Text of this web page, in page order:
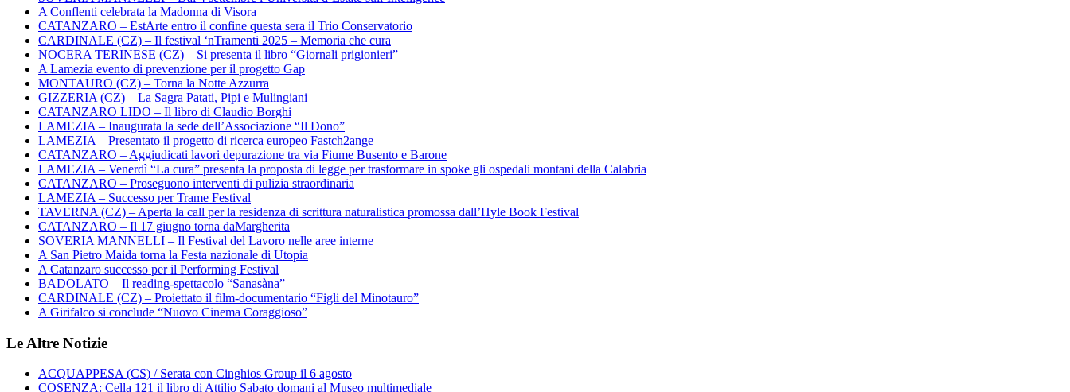
A Conflenti celebrata la Madonna di Visora
CATANZARO – EstArte entro il confine questa sera il Trio Conservatorio
CARDINALE (CZ) – Il festival ‘nTramenti 2025 – Memoria che cura
NOCERA TERINESE (CZ) – Si presenta il libro “Giornali prigionieri”
A Lamezia evento di prevenzione per il progetto Gap
MONTAURO (CZ) – Torna la Notte Azzurra
GIZZERIA (CZ) – La Sagra Patati, Pipi e Mulingiani
CATANZARO LIDO – Il libro di Claudio Borghi
LAMEZIA – Inaugurata la sede dell’Associazione “Il Dono”
LAMEZIA – Presentato il progetto di ricerca europeo Fastch2ange
CATANZARO – Aggiudicati lavori depurazione tra via Fiume Busento e Barone
LAMEZIA – Venerdì “La cura” presenta la proposta di legge per trasformare in spoke gli ospedali montani della Calabria
CATANZARO – Proseguono interventi di pulizia straordinaria
LAMEZIA – Successo per Trame Festival
TAVERNA (CZ) – Aperta la call per la residenza di scrittura naturalistica promossa dall’Hyle Book Festival
CATANZARO – Il 17 giugno torna daMargherita
SOVERIA MANNELLI – Il Festival del Lavoro nelle aree interne
A San Pietro Maida torna la Festa nazionale di Utopia
A Catanzaro successo per il Performing Festival
BADOLATO – Il reading-spettacolo “Sanasàna”
CARDINALE (CZ) – Proiettato il film-documentario “Figli del Minotauro”
A Girifalco si conclude “Nuovo Cinema Coraggioso”
Le Altre Notizie
ACQUAPPESA (CS) / Serata con Cinghios Group il 6 agosto
COSENZA: Cella 121 il libro di Attilio Sabato domani al Museo multimediale